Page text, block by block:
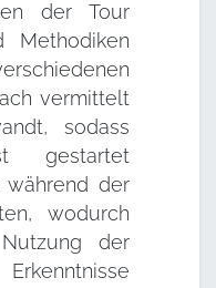
der Tour
Methodiken
vermittelt
sodass
gestartet
der
wodurch
der